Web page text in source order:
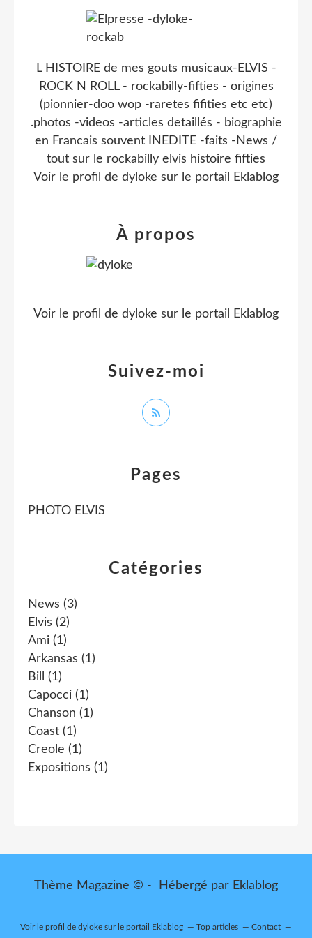
Catégories
News (3)
Elvis (2)
Ami (1)
Arkansas (1)
Bill
(1)
Capocci (1)
Chanson (1)
Coast (1)
Creole (1)
Expositions (1)
Pages
PHOTO ELVIS
L HISTOIRE de mes gouts musicaux-ELVIS -
ROCK N ROLL - rockabilly-fifties - origines
(pionnier-doo wop -raretes fifities etc etc)
.photos -videos -articles detaillés - biographie
en Francais souvent INEDITE -faits -News /
tout sur le rockabilly elvis histoire fifties
Voir le profil de dyloke sur le portail Eklablog
Suivez-moi
À propos
Voir le profil de dyloke sur le portail Eklablog
Thème Magazine © - Hébergé par Eklablog
Voir le profil de dyloke sur le portail Eklablog Top articles Contact